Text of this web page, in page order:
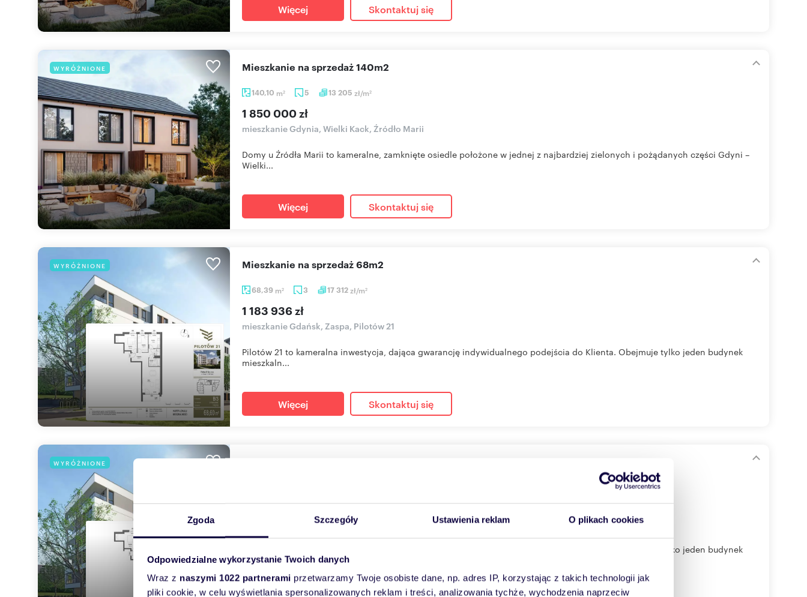
Zgoda Szczegóły Ustawienia reklam O plikach cookies
Odpowiedzialne wykorzystanie Twoich danych
Wraz z naszymi 1022 partnerami przetwarzamy Twoje osobiste dane, np. adres IP, korzystając z takich technologii jak
pliki cookie, w celu wyświetlania spersonalizowanych reklam i treści, analizowania tychże, wychodzenia naprzeciw
Więcej Skontaktuj się
WYRÓŻNIONE
140,10 m2 5 13 205 zł/m2
mieszkanie na sprzedaż 140m2
1 850 000 zł
mieszkanie Gdynia, Wielki Kack, Źródło Marii
Domy u Źródła Marii to kameralne, zamknięte osiedle położone w jednej z najbardziej zielonych i pożądanych części Gdyni –
Wielki...
Więcej Skontaktuj się
WYRÓŻNIONE
68,39 m2 3 17 312zł/m2
mieszkanie na sprzedaż 68m2
1 183 936 zł
mieszkanie Gdańsk, Zaspa, Pilotów 21
Pilotów 21 to kameralna inwestycja, dająca gwarancję indywidualnego podejścia do Klienta. Obejmuje tylko jeden budynek
mieszkaln...
Więcej Skontaktuj się
WYRÓŻNIONE
mieszkanie Gdańsk, Zaspa, Pilotów 21
Pilotów 21 to kameralna inwestycja, dająca gwarancję indywidualnego podejścia do Klienta. Obejmuje tylko jeden budynek
mieszkaln...